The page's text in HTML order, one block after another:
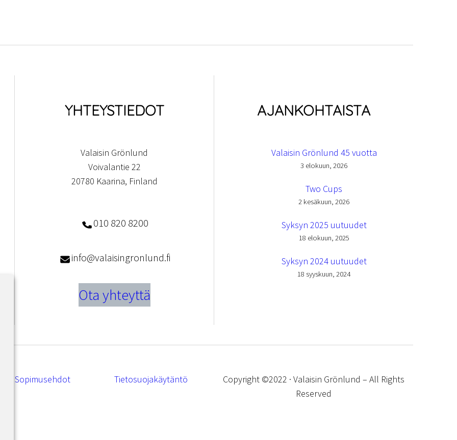
YHTEYSTIEDOT
Valaisin Grönlund
Voivalantie 22
20780 Kaarina, Finland
010 820 8200
info@valaisingronlund.fi
Ota yhteyttä
AJANKOHTAISTA
Valaisin Grönlund 45 vuotta
3 elokuun, 2026
Two Cups
2 kesäkuun, 2026
Syksyn 2025 uutuudet
18 elokuun, 2025
Syksyn 2024 uutuudet
18 syyskuun, 2024
Sopimusehdot Tietosuojakäytäntö
Copyright ©2022 · Valaisin Grönlund – All Rights
Reserved